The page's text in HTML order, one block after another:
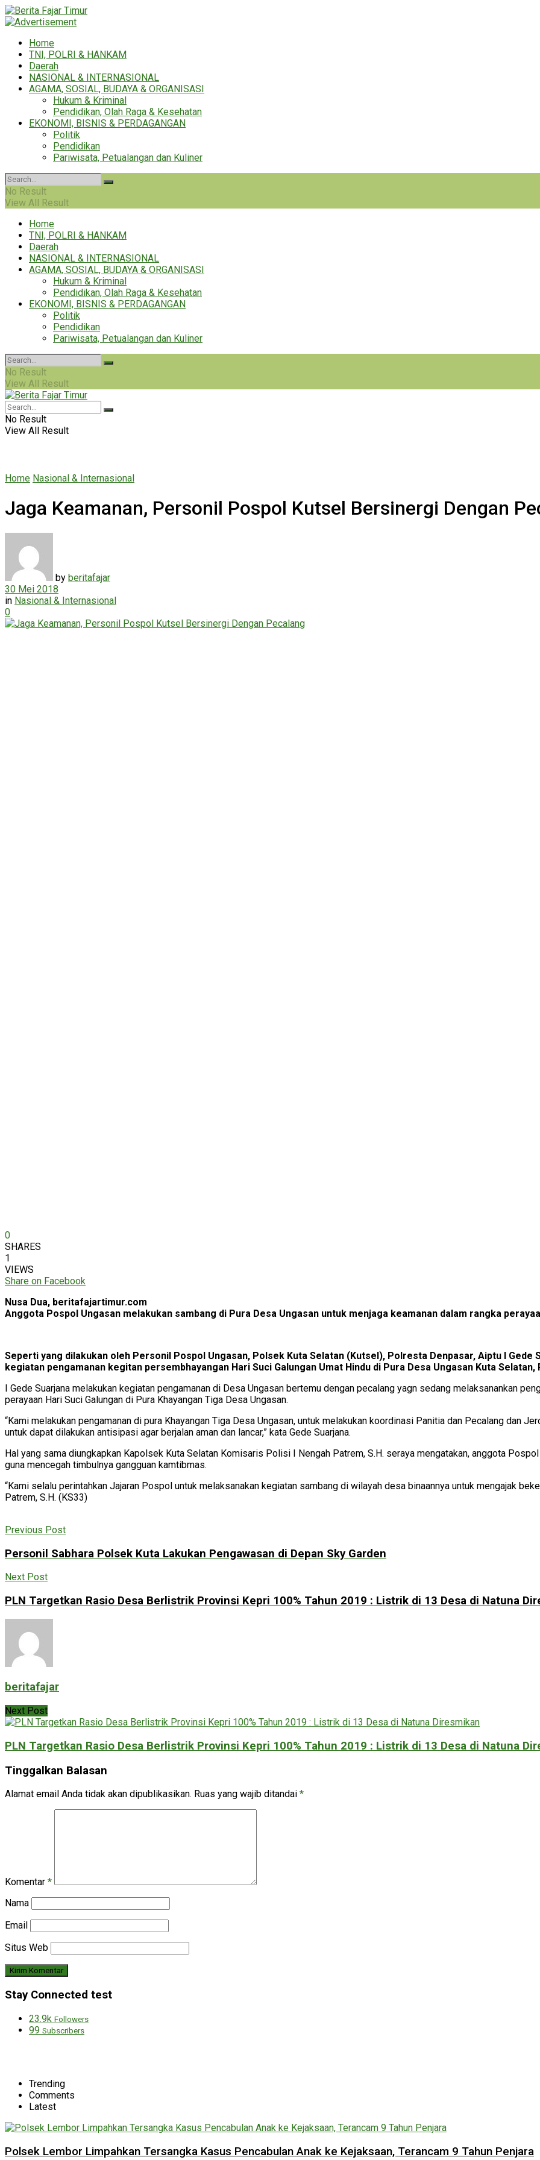
Home
TNI, POLRI & HANKAM
Daerah
NASIONAL & INTERNASIONAL
AGAMA, SOSIAL, BUDAYA & ORGANISASI
Hukum & Kriminal
Pendidikan, Olah Raga & Kesehatan
EKONOMI, BISNIS & PERDAGANGAN
Politik
Pendidikan
Pariwisata, Petualangan dan Kuliner
No Result
View All Result
Home
TNI, POLRI & HANKAM
Daerah
NASIONAL & INTERNASIONAL
AGAMA, SOSIAL, BUDAYA & ORGANISASI
Hukum & Kriminal
Pendidikan, Olah Raga & Kesehatan
EKONOMI, BISNIS & PERDAGANGAN
Politik
Pendidikan
Pariwisata, Petualangan dan Kuliner
No Result
View All Result
No Result
View All Result
Home Nasional & Internasional
Jaga Keamanan, Personil Pospol Kutsel Bersinergi Dengan
by beritafajar
30 Mei 2018
in Nasional & Internasional
0
0
SHARES
1
VIEWS
Share on Facebook
Nusa Dua, beritafajartimur.com
Anggota Pospol Ungasan melakukan sambang di Pura Desa Ungasan untuk menjaga keamanan dalam rangka
Seperti yang dilakukan oleh Personil Pospol Ungasan, Polsek Kuta Selatan (Kutsel), Polresta Denpasar, Aiptu I Gede
kegiatan pengamanan kegitan persembhayangan Hari Suci Galungan Umat Hindu di Pura Desa Ungasan Kuta Selatan,
I Gede Suarjana melakukan kegiatan pengamanan di Desa Ungasan bertemu dengan pecalang yagn sedang melaksanankan
perayaan Hari Suci Galungan di Pura Khayangan Tiga Desa Ungasan.
“Kami melakukan pengamanan di pura Khayangan Tiga Desa Ungasan, untuk melakukan koordinasi Panitia dan Pecalang dan
untuk dapat dilakukan antisipasi agar berjalan aman dan lancar,” kata Gede Suarjana.
Hal yang sama diungkapkan Kapolsek Kuta Selatan Komisaris Polisi I Nengah Patrem, S.H. seraya mengatakan, anggota
guna mencegah timbulnya gangguan kamtibmas.
“Kami selalu perintahkan Jajaran Pospol untuk melaksanakan kegiatan sambang di wilayah desa binaannya untuk mengajak
Patrem, S.H. (KS33)
Previous Post
Personil Sabhara Polsek Kuta Lakukan Pengawasan di Depan Sky Garden
Next Post
PLN Targetkan Rasio Desa Berlistrik Provinsi Kepri 100% Tahun 2019 : Listrik di 13 Desa di Natuna
beritafajar
Next Post
PLN Targetkan Rasio Desa Berlistrik Provinsi Kepri 100% Tahun 2019 : Listrik di 13 Desa di Natuna
Tinggalkan Balasan
Alamat email Anda tidak akan dipublikasikan. Ruas yang wajib ditandai *
Komentar *
Nama
Email
Situs Web
Stay Connected test
23.9k Followers
99 Subscribers
Trending
Comments
Latest
Polsek Lembor Limpahkan Tersangka Kasus Pencabulan Anak ke Kejaksaan, Terancam 9 Tahun Penjara